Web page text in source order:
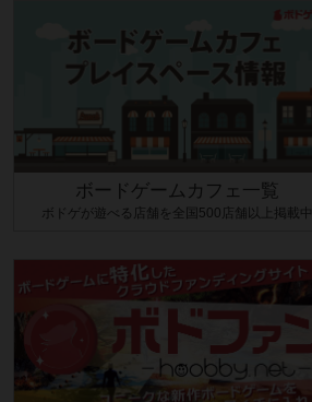
ボードゲームカフェ一覧
ボドゲが遊べる店舗を全国500店舗以上掲載中